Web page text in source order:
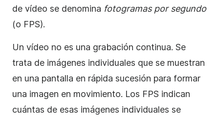
de vídeo se denomina fotogramas por segundo
(o FPS).
Un vídeo no es una grabación continua. Se
trata de imágenes individuales que se muestran
en una pantalla en rápida sucesión para formar
una imagen en movimiento. Los FPS indican
cuántas de esas imágenes individuales se